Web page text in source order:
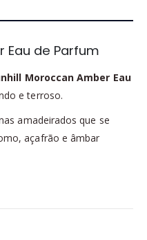
Eau de Parfum
Moroccan Amber Eau
e terroso.
amadeirados que se
açafrão e âmbar